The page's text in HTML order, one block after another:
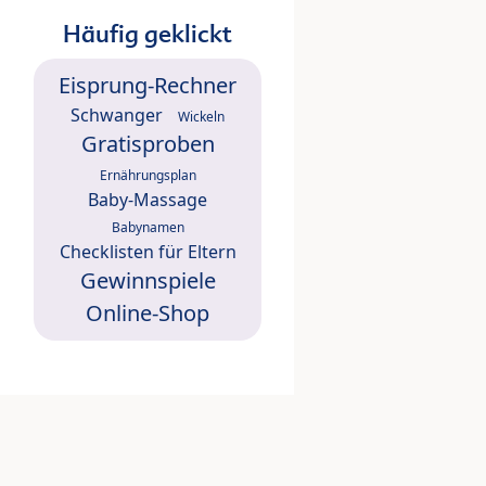
Häufig geklickt
Eisprung-Rechner
Schwanger Wickeln
Gratisproben
Ernährungsplan
Baby-Massage
Babynamen
Checklisten für Eltern
Gewinnspiele
Online-Shop